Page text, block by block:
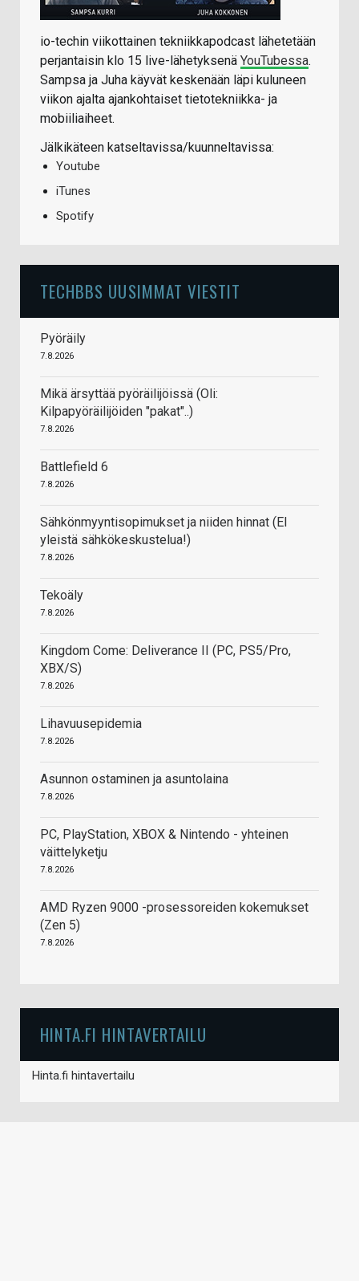
io-techin viikottainen tekniikkapodcast lähetetään
perjantaisin klo 15 live-lähetyksenä YouTubessa.
Sampsa ja Juha käyvät keskenään läpi kuluneen
viikon ajalta ajankohtaiset tietotekniikka- ja
mobiiliaiheet.
Jälkikäteen katseltavissa/kuunneltavissa:
Youtube
iTunes
Spotify
TECHBBS UUSIMMAT VIESTIT
Pyöräily
7.8.2026
Mikä ärsyttää pyöräilijöissä (Oli:
Kilpapyöräilijöiden "pakat"..)
7.8.2026
Battlefield 6
7.8.2026
Sähkönmyyntisopimukset ja niiden hinnat (EI
yleistä sähkökeskustelua!)
7.8.2026
Tekoäly
7.8.2026
Kingdom Come: Deliverance II (PC, PS5/Pro,
XBX/S)
7.8.2026
Lihavuusepidemia
7.8.2026
Asunnon ostaminen ja asuntolaina
7.8.2026
PC, PlayStation, XBOX & Nintendo - yhteinen
väittelyketju
7.8.2026
AMD Ryzen 9000 -prosessoreiden kokemukset
(Zen 5)
7.8.2026
HINTA.FI HINTAVERTAILU
Hinta.fi hintavertailu